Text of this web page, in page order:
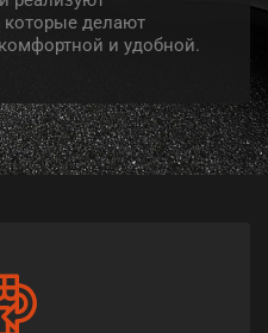
делают
и удобной.